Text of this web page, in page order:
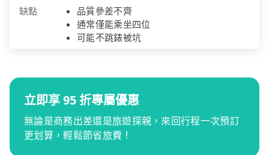
缺點
品質參差不齊
通常僅能乘坐四位
可能不跳錶被坑
立即享 95 折專屬優惠
無論是商務出差還是旅遊探親，來回行程一次預訂
更划算，輕鬆節省旅費！